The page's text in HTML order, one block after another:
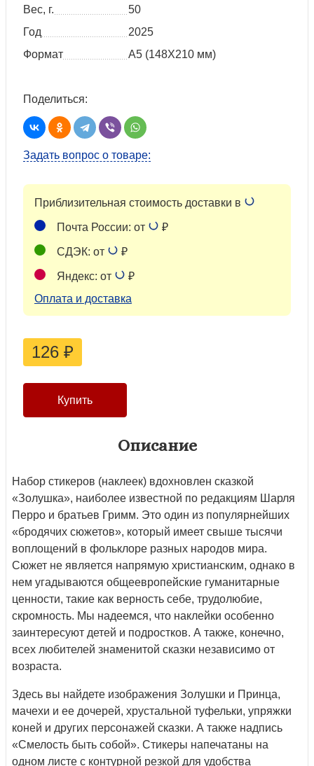
Вес, г.
50
Год
2025
Формат
А5 (148Х210 мм)
Поделиться:
Задать вопрос о товаре:
Приблизительная стоимость доставки в
Почта России: от ₽
СДЭК: от ₽
Яндекс: от
₽
Оплата и доставка
126 ₽
Описание
Набор стикеров (наклеек) вдохновлен сказкой
«Золушка», наиболее известной по редакциям Шарля
Перро и братьев Гримм. Это один из популярнейших
«бродячих сюжетов», который имеет свыше тысячи
воплощений в фольклоре разных народов мира.
Сюжет не является напрямую христианским, однако в
нем угадываются общеевропейские гуманитарные
ценности, такие как верность себе, трудолюбие,
скромность. Мы надеемся, что наклейки особенно
заинтересуют детей и подростков. А также, конечно,
всех любителей знаменитой сказки независимо от
возраста.
Здесь вы найдете изображения Золушки и Принца,
мачехи и ее дочерей, хрустальной туфельки, упряжки
коней и других персонажей сказки. А также надпись
«Смелость быть собой». Стикеры напечатаны на
одном листе с контурной резкой для удобства